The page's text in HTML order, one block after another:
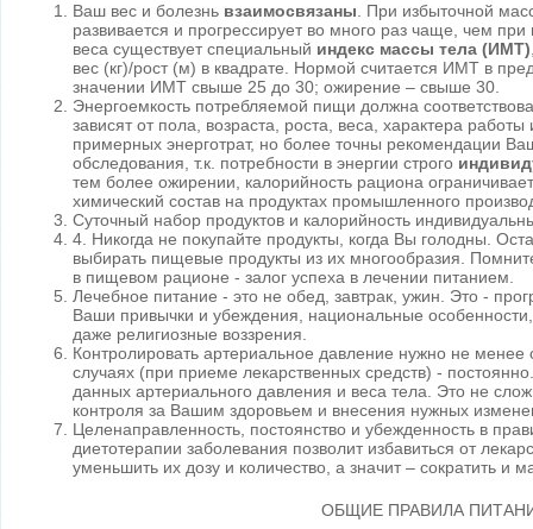
Ваш вес и болезнь взаимосвязаны . При избыточной
развивается и прогрессирует во много раз чаще, чем
веса существует специальный индекс массы тела (ИМТ)
вес (кг)/рост (м) в квадрате. Нормой считается ИМТ в
значении ИМТ свыше 25 до 30; ожирение – свыше 30.
Энергоемкость потребляемой пищи должна
зависят от пола, возраста, роста, веса, характера
примерных энерготрат, но более точны рекомендации
обследования, т.к. потребности в энергии строго
тем более ожирении, калорийность рациона
химический состав на продуктах промышленного
Суточный набор продуктов и калорийность
4. Никогда не покупайте продукты, когда Вы голодны.
выбирать пищевые продукты из их многообразия.
в пищевом рационе - залог успеха в лечении питанием.
Лечебное питание - это не обед, завтрак, ужин. Это -
Ваши привычки и убеждения, национальные
даже религиозные воззрения.
Контролировать артериальное давление нужно не
случаях (при приеме лекарственных средств) -
данных артериального давления и веса тела. Это не
контроля за Вашим здоровьем и внесения нужных
Целенаправленность, постоянство и убежденность в
диетотерапии заболевания позволит избавиться от
уменьшить их дозу и количество, а значит – сократить и
ОБЩИЕ ПРАВИЛА